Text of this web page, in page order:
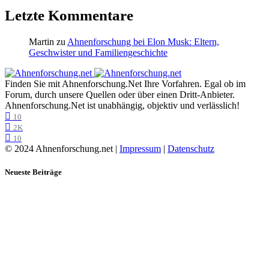
Letzte Kommentare
Martin zu Ahnenforschung bei Elon Musk: Eltern,
Geschwister und Familiengeschichte
Finden Sie mit Ahnenforschung.Net Ihre Vorfahren. Egal ob im
Forum, durch unsere Quellen oder über einen Dritt-Anbieter.
Ahnenforschung.Net ist unabhängig, objektiv und verlässlich!
10
2K
10
© 2024 Ahnenforschung.net | Impressum | Datenschutz
Neueste Beiträge